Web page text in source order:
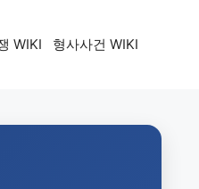
WIKI 형사사건 WIKI